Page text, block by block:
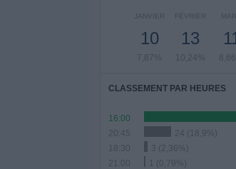
JANVIER
10
7,87%
FÉVRIER
13
10,24%
CLASSEMENT PAR HEURES
16:00
20:45
24 (18,9%)
18:30
3 (2,36%)
21:00
1 (0,79%)